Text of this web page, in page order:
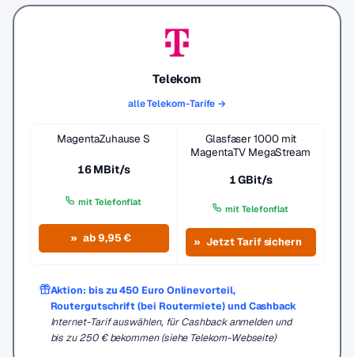
Telekom
alle Telekom-Tarife →
MagentaZuhause S
16 MBit/s
mit Telefonflat
ab 9,95 €
Glasfaser 1000 mit
MagentaTV MegaStream
1 GBit/s
mit Telefonflat
Jetzt Tarif sichern
Aktion: bis zu 450 Euro Onlinevorteil,
Routergutschrift (bei Routermiete) und Cashback
Internet-Tarif auswählen, für Cashback anmelden und
bis zu 250 € bekommen (siehe Telekom-Webseite)